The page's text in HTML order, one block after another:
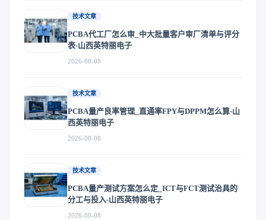
技术文章
PCBA代工厂怎么审_中大批量客户审厂清单与评分
表-山西英特丽电子
2026-08-08
技术文章
PCBA量产良率管理_直通率FPY与DPPM怎么算-山
西英特丽电子
2026-08-08
技术文章
PCBA量产测试方案怎么定_ICT与FCT测试治具的
分工与投入-山西英特丽电子
2026-08-08